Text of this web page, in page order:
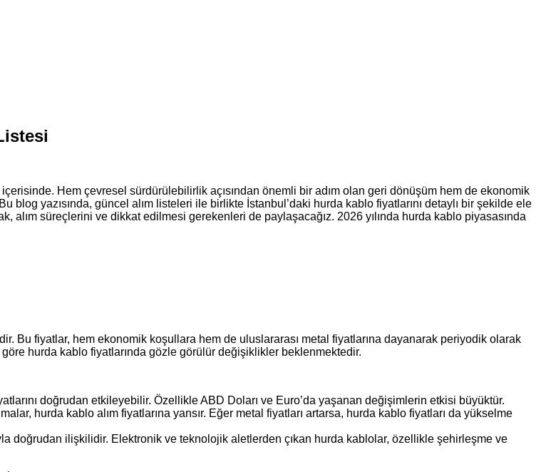
Hem çevresel sürdürülebilirlik açısından önemli bir adım olan geri dönüşüm hem de ekonomik
blog yazısında, güncel alım listeleri ile birlikte İstanbul’daki hurda kablo fiyatlarını detaylı bir şekilde ele
alım süreçlerini ve dikkat edilmesi gerekenleri de paylaşacağız. 2026 yılında hurda kablo piyasasında
Bu fiyatlar, hem ekonomik koşullara hem de uluslararası metal fiyatlarına dayanarak periyodik olarak
hurda kablo fiyatlarında gözle görülür değişiklikler beklenmektedir.
doğrudan etkileyebilir. Özellikle ABD Doları ve Euro’da yaşanan değişimlerin etkisi büyüktür.
hurda kablo alım fiyatlarına yansır. Eğer metal fiyatları artarsa, hurda kablo fiyatları da yükselme
doğrudan ilişkilidir. Elektronik ve teknolojik aletlerden çıkan hurda kablolar, özellikle şehirleşme ve